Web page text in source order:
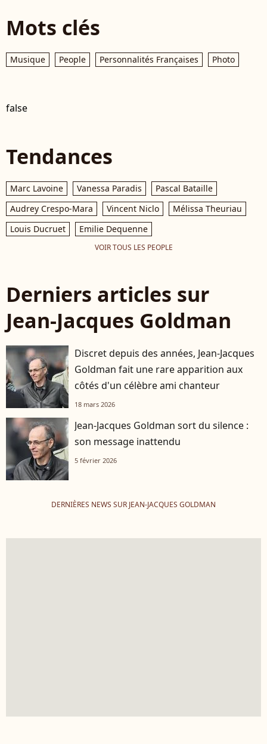
Mots clés
Musique People Personnalités Françaises Photo
false
Tendances
Marc Lavoine Vanessa Paradis
Pascal Bataille
Audrey Crespo-Mara
Vincent Niclo
Mélissa Theuriau
Louis Ducruet
Emilie Dequenne
VOIR TOUS LES PEOPLE
Derniers articles sur
Jean-Jacques Goldman
Discret depuis des années, Jean-Jacques
Goldman fait une rare apparition aux
côtés d'un célèbre ami chanteur
18 mars 2026
Jean-Jacques Goldman sort du silence :
son message inattendu
5 février 2026
DERNIÈRES NEWS SUR JEAN-JACQUES GOLDMAN